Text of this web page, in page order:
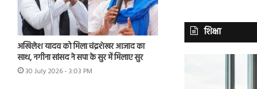
अखिलेश यादव को मिला चंद्रशेखर आजाद का
साथ, नगीना सांसद ने सपा के सुर में मिलाए सुर
30 July 2026 - 3:03 PM
शिक्षा